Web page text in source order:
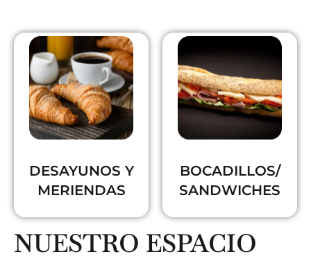
DESAYUNOS Y
MERIENDAS
BOCADILLOS/
SANDWICHES
NUESTRO ESPACIO